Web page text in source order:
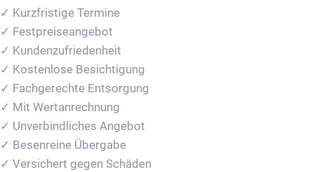
✓ Kurzfristige Termine
✓ Festpreiseangebot
✓ Kundenzufriedenheit
✓ Kostenlose Besichtigung
✓ Fachgerechte Entsorgung
✓ Mit Wertanrechnung
✓ Unverbindliches Angebot
✓ Besenreine Übergabe
✓ Versichert gegen Schäden